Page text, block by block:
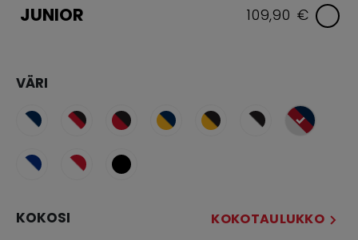
JUNIOR 109,90 €
VÄRI
selected
KOKOSI KOKOTAULUKKO